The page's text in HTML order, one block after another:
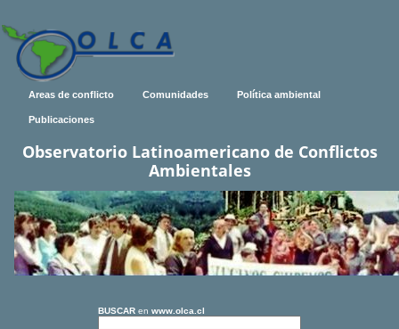
Areas de conflicto Comunidades Política ambiental
Publicaciones
Observatorio Latinoamericano de Conflictos
Ambientales
BUSCAR en www.olca.cl